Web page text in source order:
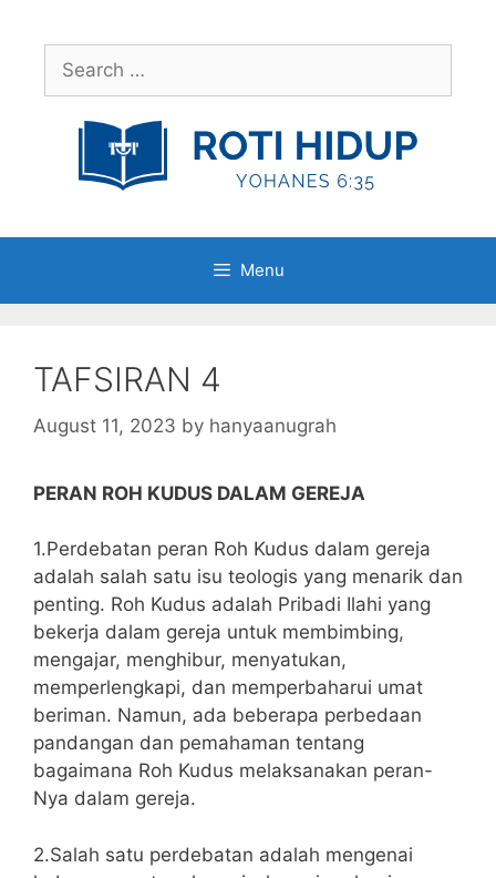
contentSearch
for:
Menu
TAFSIRAN 4
August 11, 2023 by hanyaanugrah
PERAN ROH KUDUS DALAM GEREJA
1.Perdebatan peran Roh Kudus dalam gereja
adalah salah satu isu teologis yang menarik dan
penting. Roh Kudus adalah Pribadi Ilahi yang
bekerja dalam gereja untuk membimbing,
mengajar, menghibur, menyatukan,
memperlengkapi, dan memperbaharui umat
beriman. Namun, ada beberapa perbedaan
pandangan dan pemahaman tentang
bagaimana Roh Kudus melaksanakan peran-
Nya dalam gereja.
2.Salah satu perdebatan adalah mengenai